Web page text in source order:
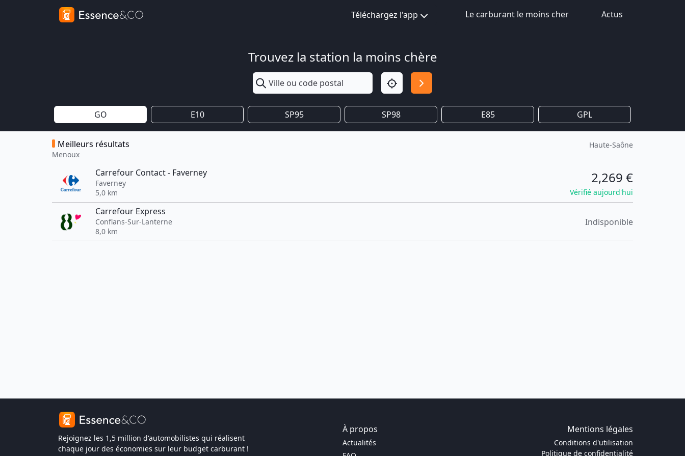
Téléchargez l'app Le carburant le moins cher Actus
Trouvez la station la moins chère
GO E10 SP95 SP98 E85 GPL
Meilleurs résultats
Menoux
Haute-Saône
Carrefour Contact - Faverney
Faverney
5,0 km
2,269 €
Vérifié aujourd'hui
Carrefour Express
Conflans-Sur-Lanterne
8,0 km
Indisponible
Rejoignez les 1,5 million d'automobilistes qui réalisent
chaque jour des économies sur leur budget carburant !
À propos Mentions légales
Actualités
Conditions d'utilisation
Politique de confidentialité